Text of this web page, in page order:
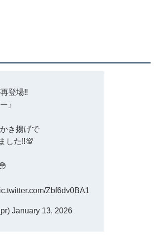
登場‼️
』
き揚げで
した‼️💯
Zbf6dv0BA1
January 13, 2026